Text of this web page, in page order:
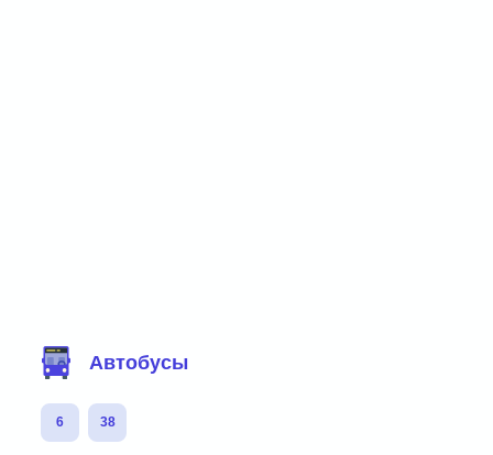
Автобусы
6 38